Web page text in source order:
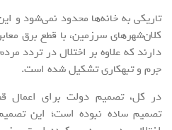
تاریکی به خانه‌ها محدود نمی‌شود و
کلان‌شهرهای سرزمین، با قطع برق
دارند که علاوه بر اختلال در تردد
جرم و تبهکاری تشکیل شده است.
در کل، تصمیم دولت برای اعمال
تصمیم ساده نبوده است؛ این